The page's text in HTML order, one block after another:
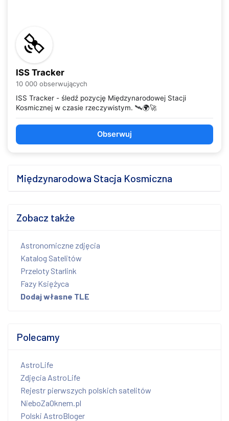
ISS Tracker
10 000 obserwujących
ISS Tracker - śledź pozycję Międzynarodowej Stacji
Kosmicznej w czasie rzeczywistym. 🛰️🌍🚀
Obserwuj
Międzynarodowa Stacja Kosmiczna
Zobacz także
Astronomiczne zdjęcia
Katalog Satelitów
Przeloty Starlink
Fazy Księżyca
Dodaj własne TLE
Polecamy
AstroLife
Zdjęcia AstroLife
Rejestr pierwszych polskich satelitów
NieboZaOknem.pl
Polski AstroBloger